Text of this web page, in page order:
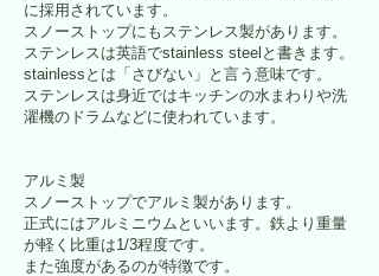
に採用されています。
スノーストップにもステンレス製があります。
ステンレスは英語でstainless steelと書きます。
stainlessとは「さびない」と言う意味です。
ステンレスは身近ではキッチンの水まわりや洗
濯機のドラムなどに使われています。
アルミ製
​スノーストップでアルミ製があります。
正式にはアルミニウムといいます。鉄より重量
が軽く比重は1/3程度です。
また強度があるのが特徴です。